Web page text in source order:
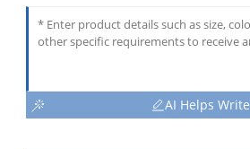
AI Helps Write